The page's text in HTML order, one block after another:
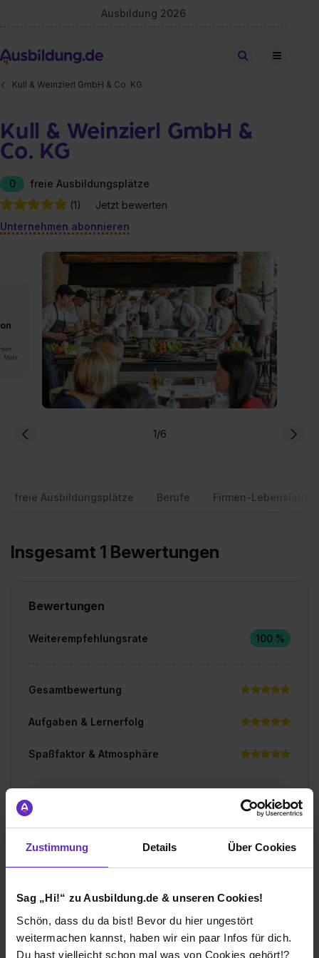
Zustimmung Details Über Cookies
Sag „Hi!“ zu Ausbildung.de & unseren Cookies!
Schön, dass du da bist! Bevor du hier ungestört
weitermachen kannst, haben wir ein paar Infos für dich.
Du hast vielleicht schon mal was von Cookies gehört!?
Ausbildung 2026
Stellen finden
Kull & Weinzierl GmbH & Co. KG
Kull & Weinzierl GmbH &
Co. KG
0
freie Ausbildungsplätze
(1)
Jetzt bewerten
Unternehmen abonnieren
Mehr
1/6
freie Ausbildungsplätze Berufe Firmen-Lebenslauf
Insgesamt 1 Bewertungen
Ich würde diese Firma
weiterempfehlen!
Bewertungen
Weiterempfehlungsrate 100 %
Gesamtbewertung
Aufgaben & Lernerfolg
Spaßfaktor & Atmosphäre